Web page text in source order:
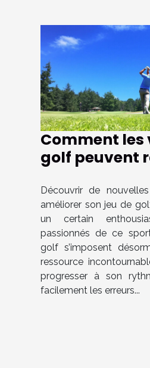
Comment les
golf peuvent
Découvrir de
améliorer son jeu de
un certain
passionnés de ce
golf s’imposent
ressource
progresser à son
facilement les erreurs...